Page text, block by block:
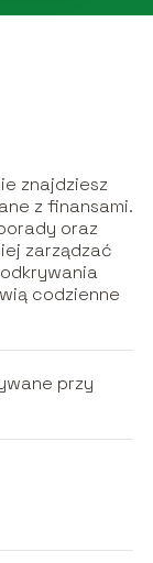
znajdziesz
z finansami.
oraz
zarządzać
codzienne
przy